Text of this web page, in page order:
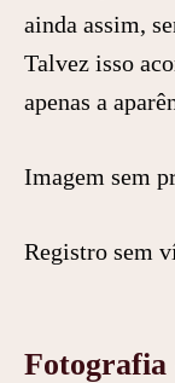
ainda assim,
Talvez isso
apenas a
Imagem sem
Registro sem
Fotografia